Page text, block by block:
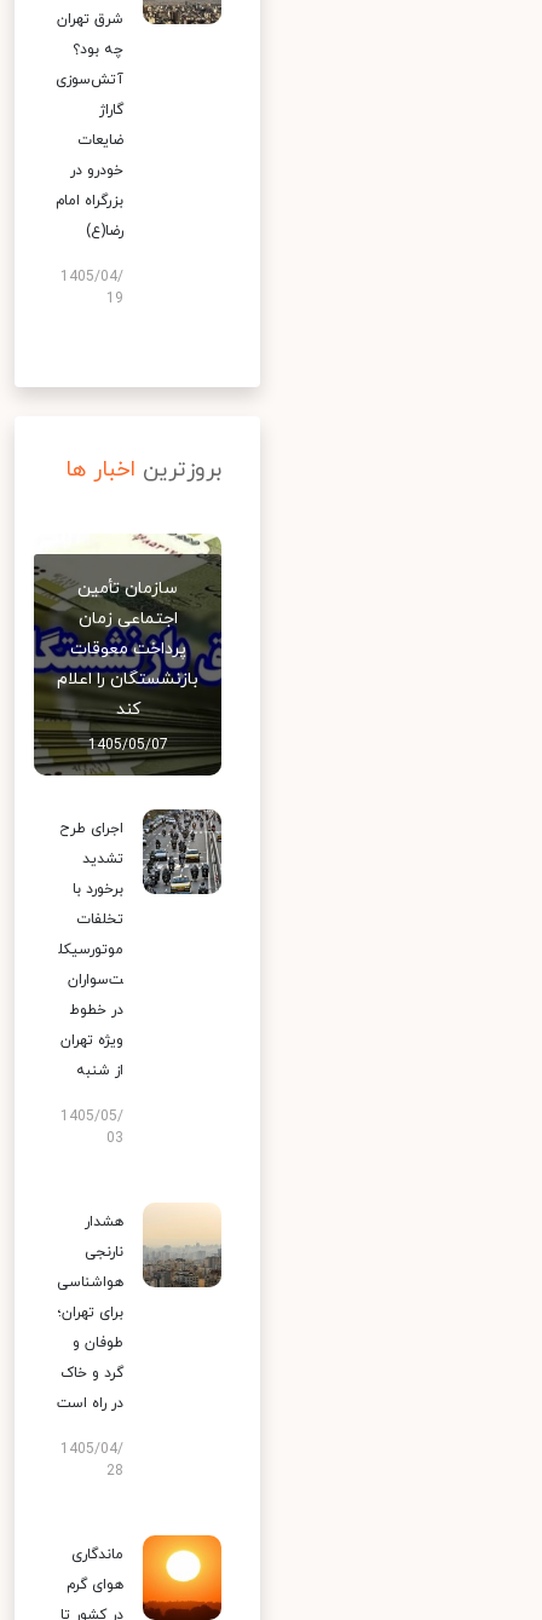
شرق تهران
چه بود؟
آتش‌سوزی
گاراژ
ضایعات
خودرو در
بزرگراه امام
رضا(ع)
1405/04/
19
بروزترین اخبار ها
سازمان تأمین
اجتماعی زمان
پرداخت معوقات
بازنشستگان را اعلام
کند
1405/05/07
اجرای طرح
تشدید
برخورد با
تخلفات
موتورسیکل
ت‌سواران
در خطوط
ویژه تهران
از شنبه
1405/05/
03
هشدار
نارنجی
هواشناسی
برای تهران؛
طوفان و
گرد و خاک
در راه است
1405/04/
28
ماندگاری
هوای گرم
در کشور تا